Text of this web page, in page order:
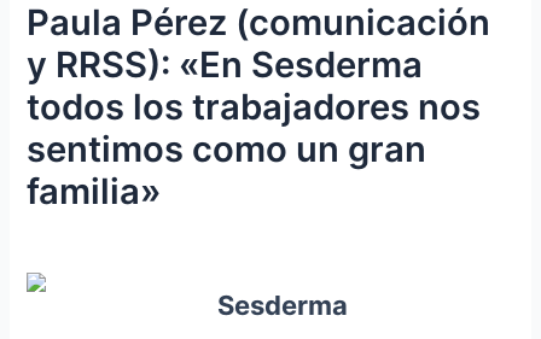
Paula Pérez (comunicación
y RRSS): «En Sesderma
todos los trabajadores nos
sentimos como un gran
familia»
Sesderma